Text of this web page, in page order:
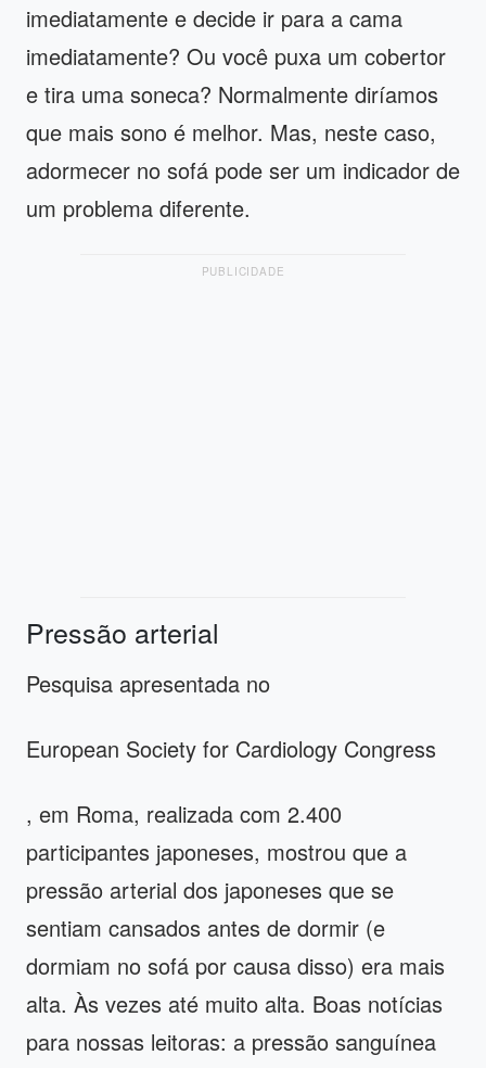
imediatamente e decide ir para a cama
imediatamente? Ou você puxa um cobertor
e tira uma soneca? Normalmente diríamos
que mais sono é melhor. Mas, neste caso,
adormecer no sofá pode ser um indicador de
um problema diferente.
PUBLICIDADE
Pressão arterial
Pesquisa apresentada no
European Society for Cardiology Congress
, em Roma, realizada com 2.400
participantes japoneses, mostrou que a
pressão arterial dos japoneses que se
sentiam cansados ​​antes de dormir (e
dormiam no sofá por causa disso) era mais
alta. Às vezes até muito alta. Boas notícias
para nossas leitoras: a pressão sanguínea